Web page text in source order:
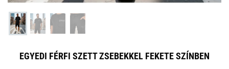
EGYEDI FÉRFI SZETT ZSEBEKKEL FEKETE SZÍNBEN